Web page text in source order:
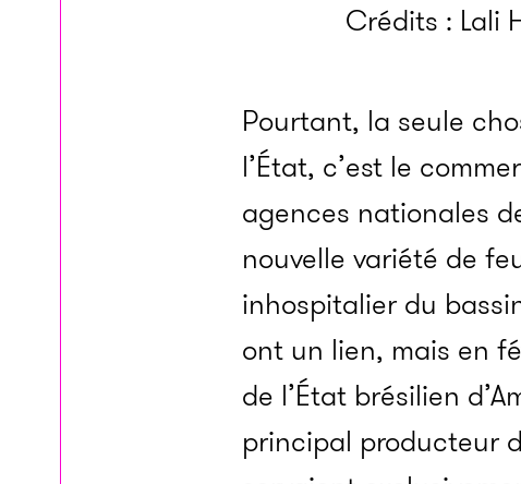
Crédits : Lali
Pourtant, la seule
l’État, c’est le
agences nationales
nouvelle variété de
inhospitalier du
ont un lien, mais en
de l’État brésilien
principal producteur